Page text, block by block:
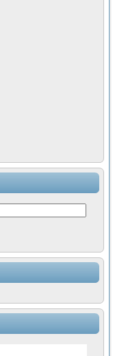
инструментов
элементной
module для
скорости подвижного
Nl SCXI для
сварных
зрения в
системы для
аппаратуры для
процессов ДВС в
систем передачи данных
для исследования
для исследования
операционных
на основе цифровой
математического
измерителя ВАХ
генератора сигналов -
модуля с высоким
радиолокационного
состояния для